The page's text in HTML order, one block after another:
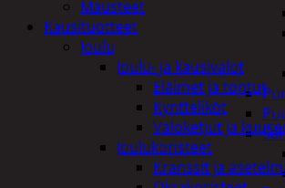
Mausteet
Kausituotteet
Joulu
Joulu- ja kausivalot
Eläimet ja tontut
Kyntteliköt
Valoketjut ja
Joulukoristeet
Kranssit ja